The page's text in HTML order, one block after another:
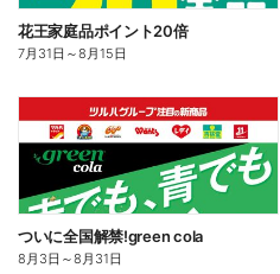
花王家庭品ポイント20倍
7月31日 ～8月15日
ついに全国解禁!green cola
8月3日 ～8月31日